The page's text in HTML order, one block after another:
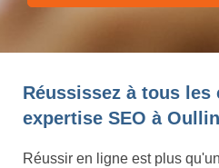
Réussissez à tous les
expertise SEO à
Réussir en ligne est plus